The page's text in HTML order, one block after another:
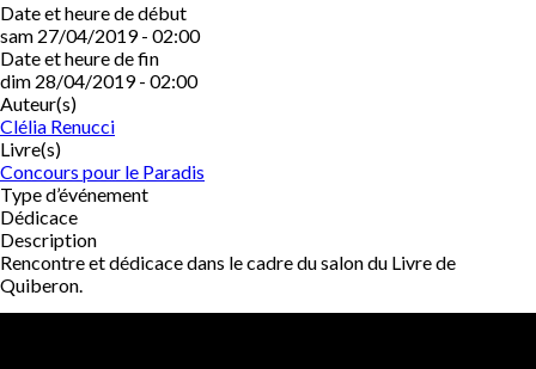
Date et heure de début
sam 27/04/2019 - 02:00
Date et heure de fin
dim 28/04/2019 - 02:00
Auteur(s)
Clélia Renucci
Livre(s)
Concours pour le Paradis
Type d’événement
Dédicace
Description
Rencontre et dédicace dans le cadre du salon du Livre de
Quiberon.